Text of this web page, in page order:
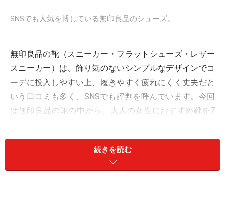
SNSでも人気を博している無印良品のシューズ。
無印良品の靴（スニーカー・フラットシューズ・レザー
スニーカー）は、飾り気のないシンプルなデザインでコ
ーデに投入しやすい上、履きやすく疲れにくく丈夫だと
いう口コミも多く、SNSでも評判を呼んでいます。今回
は無印良品の靴の中から、大人の女性におすすめ靴を7
撥水ポインテッドトゥパンプス
続きを読む